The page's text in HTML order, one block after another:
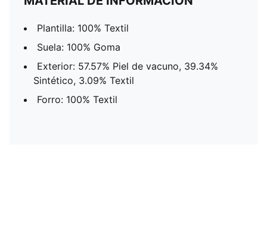
Plantilla: 100% Textil
Suela: 100% Goma
Exterior: 57.57% Piel de vacuno, 39.34%
Sintético, 3.09% Textil
Forro: 100% Textil